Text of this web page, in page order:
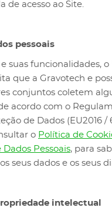
de acesso ao Site.
pessoais
suas funcionalidades, o
que a Gravotech e
conjuntos coletem
acordo com o
de Dados (EU2016 /
o Política de
Pessoais, para
seus dados e os seus
intelectual